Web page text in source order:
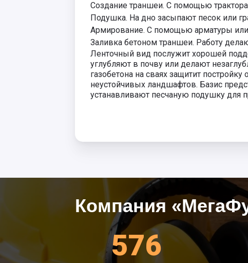
Создание траншеи. С помощью
Подушка. На дно засыпают песок или
Армирование. С помощью арматуры
Заливка бетоном траншеи. Работу
Ленточный вид послужит хорошей
углубляют в почву или делают
газобетона на сваях защитит
неустойчивых ландшафтов. Базис
устанавливают песчаную подушку для
Компания
576